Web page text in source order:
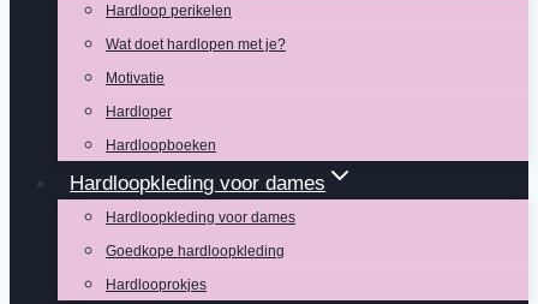
Hardloop perikelen
Wat doet hardlopen met je?
Motivatie
Hardloper
Hardloopboeken
Hardloopkleding voor dames
Hardloopkleding voor dames
Goedkope hardloopkleding
Hardlooprokjes